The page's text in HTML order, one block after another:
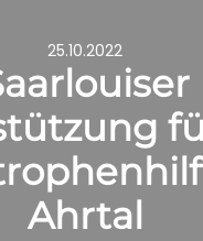
25.10.2022
Ahrtal